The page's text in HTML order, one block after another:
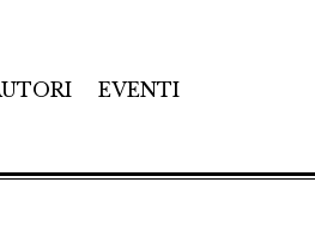
EVENTI